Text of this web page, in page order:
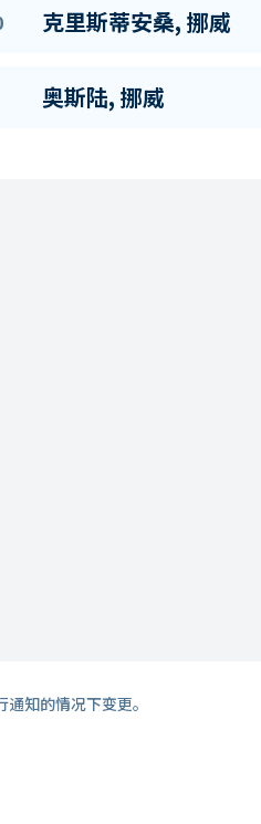
克里斯蒂安桑, 挪威
奥斯陆, 挪威
知的情况下变更。